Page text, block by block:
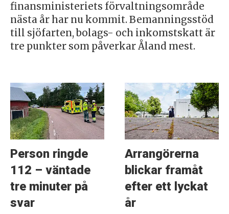
finansministeriets förvaltningsområde
nästa år har nu kommit. Bemanningsstöd
till sjöfarten, bolags- och inkomstskatt är
tre punkter som påverkar Åland mest.
Person ringde
112 – väntade
tre minuter på
svar
Arrangörerna
blickar framåt
efter ett lyckat
år